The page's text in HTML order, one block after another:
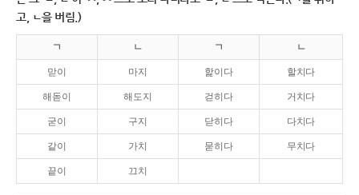
고, ㄴ을 버림.)
ㄱ ㄴ ㄱ ㄴ
맏이 마지 핥이다 할치다
해돋이 해도지 걷히다 거치다
굳이 구지 닫히다 다치다
같이 가치 묻히다 무치다
끝이 끄치